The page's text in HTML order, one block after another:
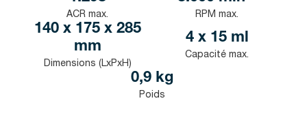
ACR max. RPM max.
140 x 175 x 285
mm
Dimensions (LxPxH)
4 x 15 ml
Capacité max.
0,9 kg
Poids